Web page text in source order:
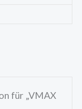
für „VMAX